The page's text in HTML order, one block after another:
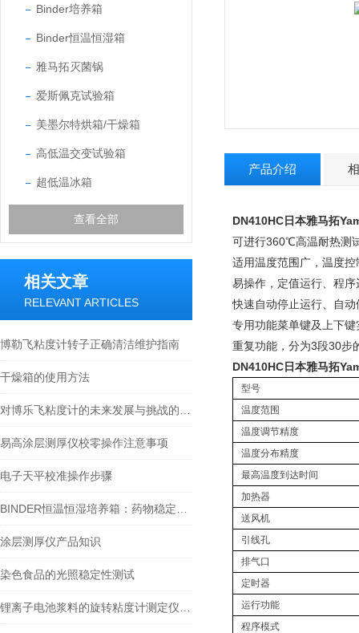
Binder培养箱
Binder恒温恒湿箱
雅马拓灭菌锅
爱斯佩克试验箱
美墨尔特烘箱/干燥箱
高低温交变试验箱
超低温冰箱
查看全部
相关文章
RELEVANT ARTICLES
博勒飞粘度计转子正确清洁维护指南
干燥箱的使用方法
易高涂层测厚仪校零操作注意事项
电子天平校准操作步骤
涂层测厚仪产品知识
染色食品的光照稳定性测试
产品介绍
DN410HC日本雅马拓
可进行360℃高温耐热测
适用温度范围广，温度
易操作，定值运行、程序
快速自动停止运行、自
专用功能菜单键及上下
重复功能，分为3段30步
DN410HC日本雅马拓
型号
温度范围
温度调节精度
温度分布精度
最高温度到达时间
加热器
送风机
引线孔
排气口
定时器
运行功能
程序模式